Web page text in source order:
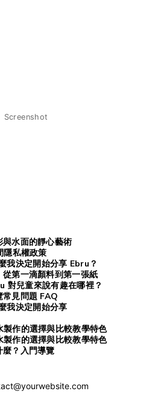
Screenshot
水面的靜心藝術
隱私權政策
我決定開始分享 Ebru？
第一滴顏料到第一張紙
對兒童來說有趣在哪裡？
常見問題 FAQ
我決定開始分享
作的選擇與比較教學特色
作的選擇與比較教學特色
？入門導覽